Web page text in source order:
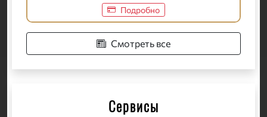
Подробно
Смотреть все
Сервисы